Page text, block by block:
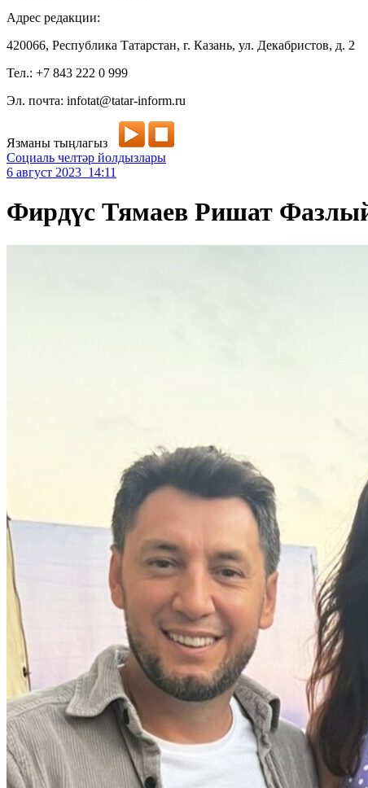
Адрес редакции:
420066, Республика Татарстан, г. Казань, ул. Декабристов, д. 2
Тел.: +7 843 222 0 999
Эл. почта: infotat@tatar-inform.ru
Язманы тыңлагыз
Социаль челтәр йолдызлары
6 август 2023 14:11
Фирдүс Тямаев Ришат